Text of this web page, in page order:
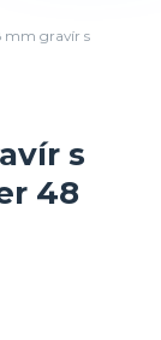
mm gravír s
s
48